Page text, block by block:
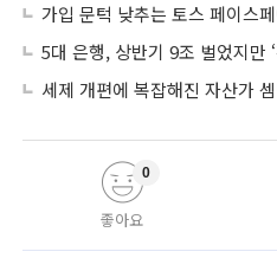
가입 문턱 낮추는 토스 페이스
5대 은행, 상반기 9조 벌었지만
세제 개편에 복잡해진 자산가
좋아요
0